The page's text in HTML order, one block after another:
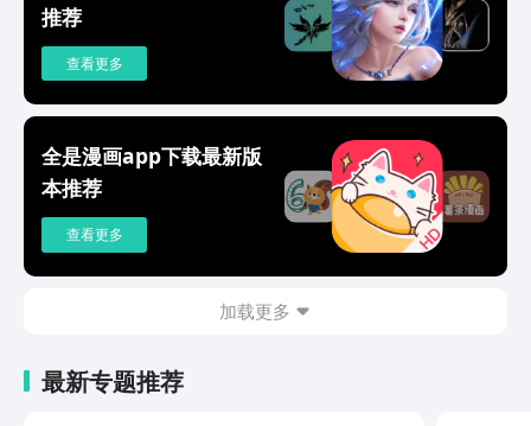
推荐
查看更多
全是漫画app下载最新版
本推荐
查看更多
加载更多
最新专题推荐